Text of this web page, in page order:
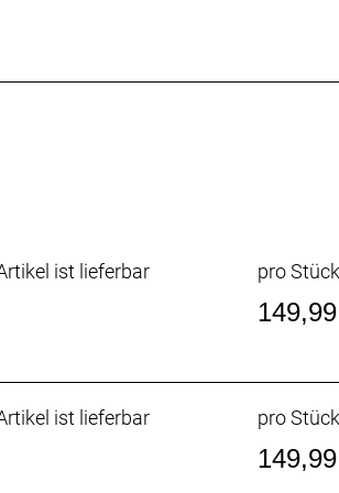
mit jedem 2-Loch-Cleat und
deinen Fahrstil zu finden.
individuelle Passform, während ein
24% Nylon, 21% Polyester
ist lieferbar pro
ist lieferbar pro